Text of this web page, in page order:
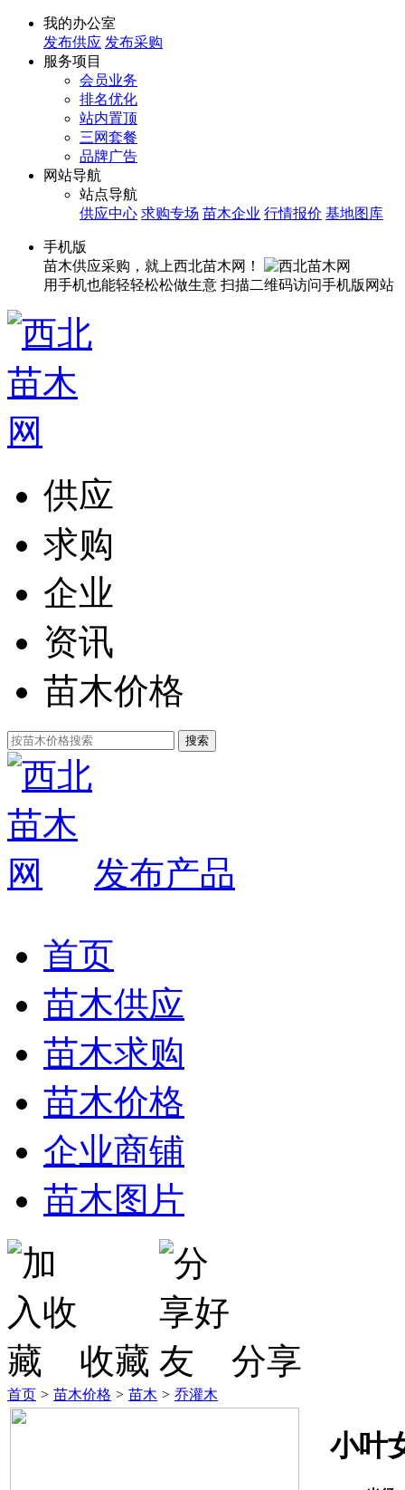
我的办公室
发布供应 发布采购
服务项目
会员业务
排名优化
站内置顶
三网套餐
品牌广告
网站导航
站点导航
供应中心 求购专场 苗木企业 行情报价 基地图库
手机版
苗木供应采购，就上西北苗木网！
用手机也能轻轻松松做生意 扫描二维码访问手机版网站
供应
求购
企业
资讯
苗木价格
发布产品
首页
苗木供应
苗木求购
苗木价格
企业商铺
苗木图片
收藏 分享
首页 > 苗木价格 > 苗木 > 乔灌木
小叶